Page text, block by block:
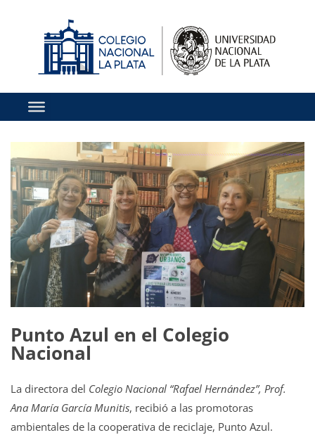
Punto Azul en el Colegio
Nacional
La directora del Colegio Nacional “Rafael Hernández”, Prof.
Ana María García Munitis, recibió a las promotoras
ambientales de la cooperativa de reciclaje, Punto Azul.